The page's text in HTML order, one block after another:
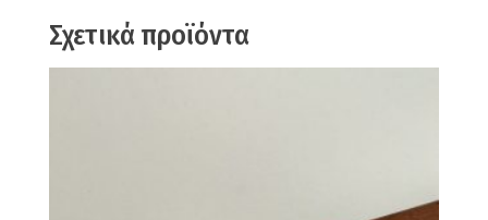
Σχετικά προϊόντα